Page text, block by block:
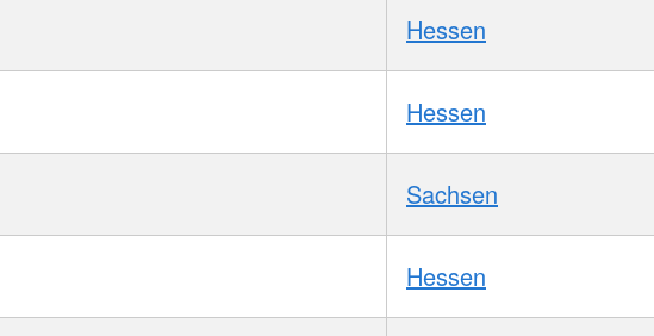
Hessen
Hessen
Sachsen
Hessen